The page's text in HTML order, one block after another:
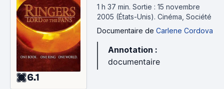
6.1
1 h 37 min. Sortie : 15 novembre
2005 (États-Unis). Cinéma, Société
Documentaire de Carlene Cordova
Annotation :
documentaire